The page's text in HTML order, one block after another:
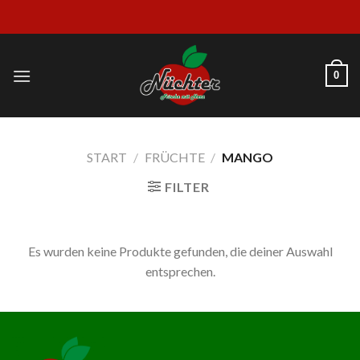
0
START / FRÜCHTE / MANGO
FILTER
Es wurden keine Produkte gefunden, die deiner Auswahl
entsprechen.